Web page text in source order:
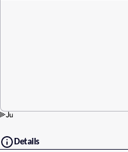
Details